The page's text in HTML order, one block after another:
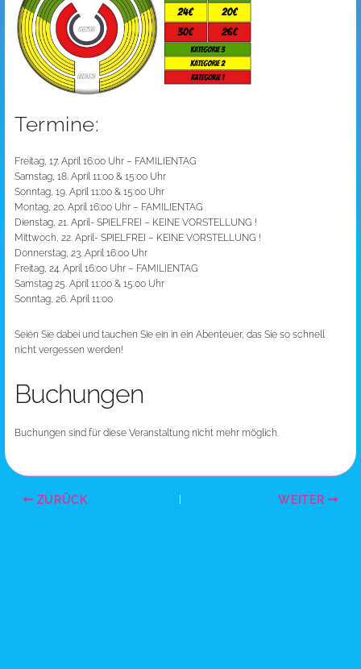
Termine:
Freitag, 17. April 16:00 Uhr – FAMILIENTAG
Samstag, 18. April 11:00 & 15:00 Uhr
Sonntag, 19. April 11:00 & 15:00 Uhr
Montag, 20. April 16:00 Uhr – FAMILIENTAG
Dienstag, 21. April- SPIELFREI – KEINE VORSTELLUNG !
Mittwoch, 22. April- SPIELFREI – KEINE VORSTELLUNG !
Donnerstag, 23. April 16:00 Uhr
Freitag, 24. April 16:00 Uhr – FAMILIENTAG
Samstag 25. April 11:00 & 15:00 Uhr
Sonntag, 26. April 11:00
Seien Sie dabei und tauchen Sie ein in ein Abenteuer, das Sie so schnell
nicht vergessen werden!
Buchungen
Buchungen sind für diese Veranstaltung nicht mehr möglich.
ZURÜCK WEITER